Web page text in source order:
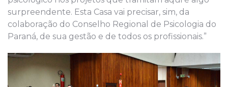
surpreendente. Esta Casa vai precisar, sim, da
colaboração do Conselho Regional de Psicologia do
Paraná, de sua gestão e de todos os profissionais.”